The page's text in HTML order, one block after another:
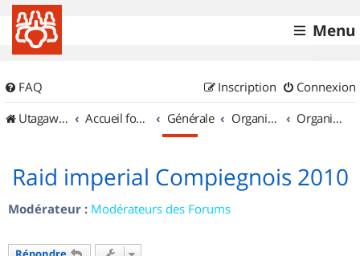
Menu
FAQ Connexion
Inscription
UtagawaVTT (Randos VTT et VTTAE avec traces GPS)
Accueil forum Générale Organisation de sorties & Recherche de partenaires Organisation de sorties en région Île de France
Raid imperial Compiegnois 2010
Modérateur : Modérateurs des Forums